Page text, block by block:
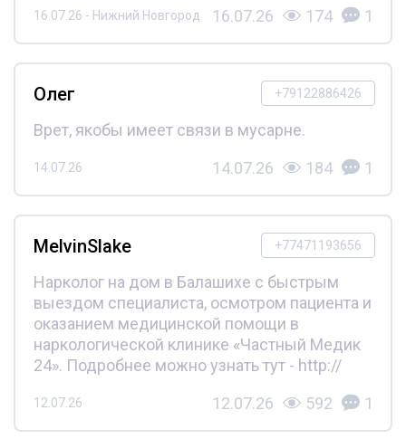
16.07.26 - Нижний Новгород 16.07.26 174 1
+79122886426
Олег
Врет, якобы имеет связи в мусарне.
14.07.26 14.07.26 184 1
+77471193656
MelvinSlake
Нарколог на дом в Балашихе с быстрым
выездом специалиста, осмотром пациента и
оказанием медицинской помощи в
наркологической клинике «Частный Медик
24». Подробнее можно узнать тут - http://
12.07.26 12.07.26 592 1